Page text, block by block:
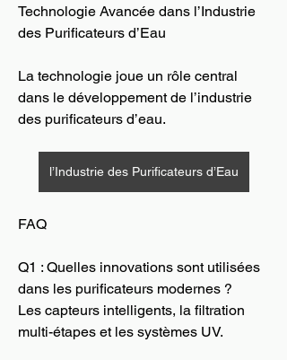
Technologie Avancée dans l’Industrie
des Purificateurs d’Eau
La technologie joue un rôle central
dans le développement de l’industrie
des purificateurs d’eau.
l’Industrie des Purificateurs d’Eau
FAQ
Q1 : Quelles innovations sont utilisées
dans les purificateurs modernes ?
Les capteurs intelligents, la filtration
multi-étapes et les systèmes UV.